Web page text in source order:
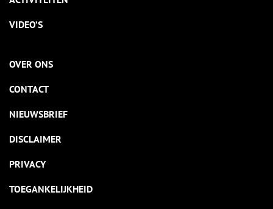
VIDEO’S
OVER ONS
CONTACT
NIEUWSBRIEF
DISCLAIMER
PRIVACY
TOEGANKELIJKHEID